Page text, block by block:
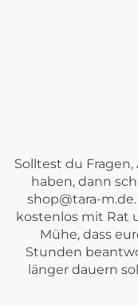
Solltest du
haben, dann
shop@tara-m.de
kostenlos mit Rat
Mühe, dass
Stunden
länger dauern